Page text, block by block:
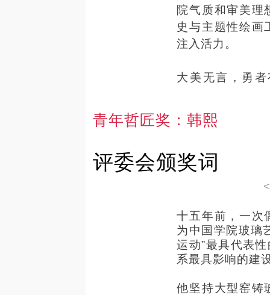
院气质和审美理
史与主题性绘画
注入活力。
大美无言，勇
是历史画创作
“绘画最后还是
青年哲匠奖 ： 韩熙
评委会颁奖词
十五年前，一次
为中国学院玻璃
运动”最具代表
系最具影响的建
他坚持大型窑铸